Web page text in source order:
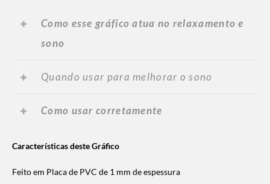
Como esse gráfico atua no relaxamento e
sono
Quando usar para melhorar o sono
Como usar corretamente
Características deste Gráfico
Feito em Placa de PVC de 1 mm de espessura